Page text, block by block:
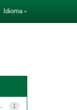
Idioma
1